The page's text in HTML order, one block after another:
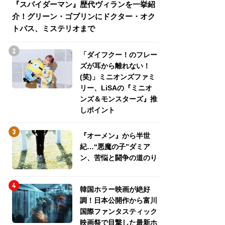
『スパイダーマン』歴代ヴィランを一挙紹
介！グリーン・ゴブリンにドクター・オク
トパス、ミステリオまで
「ダイフクー！のフレー
ズが耳から離れない！
(笑)」ミニオンズファミ
リー、LiSAの『ミニオ
ンズ＆モンスターズ』推
しポイント
『オーメン』から半世
紀…“悪魔の子”ダミア
ン、苦悩と闘争の道のり
韓国ホラー映画が絶好
調！日本公開作から富川
国際ファンタスティック
映画祭で目撃した最新ホ